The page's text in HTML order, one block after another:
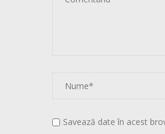
Savează date în acest